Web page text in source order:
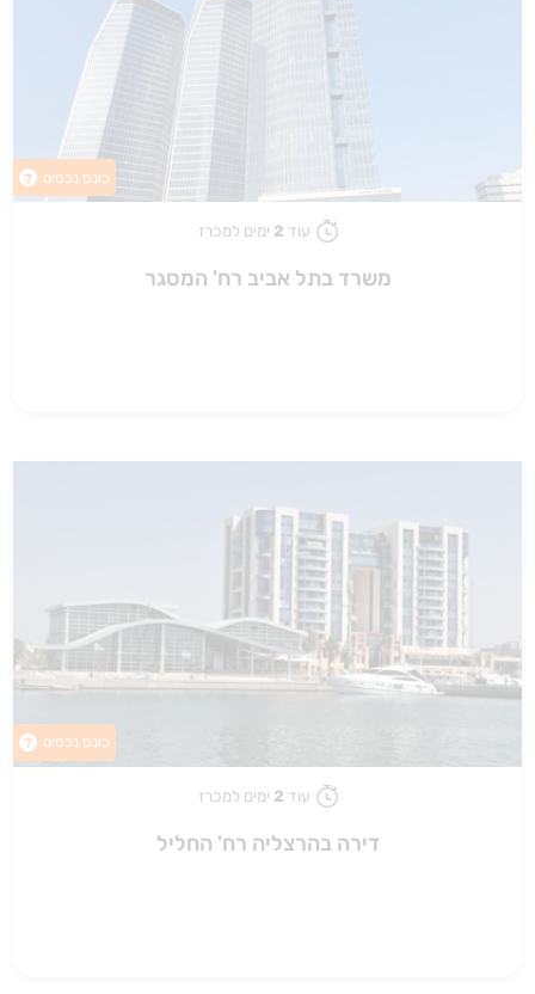
כונס נכסים ?
עוד 2 ימים למכרז
משרד בתל אביב רח' המסגר
כונס נכסים ?
עוד 2 ימים למכרז
דירה בהרצליה רח' החליל